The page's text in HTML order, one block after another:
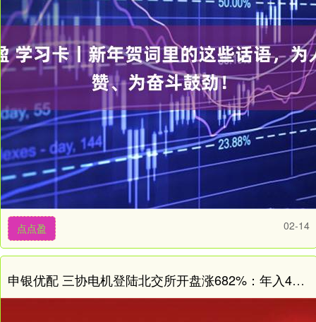
点点盈 02-14
申银优配 三协电机登陆北交所开盘涨682%：年入4亿元，客户包含海康威视、雷赛智能